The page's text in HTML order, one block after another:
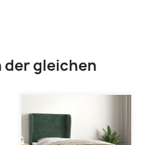
der gleichen